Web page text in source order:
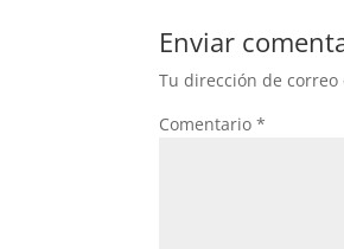
b
o
o
k
A
p
p
Enviar
Tu dirección de
Comentario*